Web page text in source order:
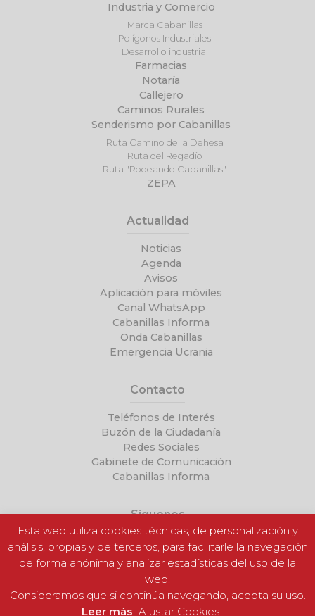
Industria y Comercio
Marca Cabanillas
Polígonos Industriales
Desarrollo industrial
Farmacias
Notaría
Callejero
Caminos Rurales
Senderismo por Cabanillas
Ruta Camino de la Dehesa
Ruta del Regadío
Ruta "Rodeando Cabanillas"
ZEPA
Actualidad
Noticias
Agenda
Avisos
Aplicación para móviles
Canal WhatsApp
Cabanillas Informa
Onda Cabanillas
Emergencia Ucrania
Contacto
Teléfonos de Interés
Buzón de la Ciudadanía
Redes Sociales
Gabinete de Comunicación
Cabanillas Informa
Síguenos
Esta web utiliza cookies técnicas, de personalización y
análisis, propias y de terceros, para facilitarle la navegación
de forma anónima y analizar estadísticas del uso de la
web.
Consideramos que si continúa navegando, acepta su uso.
Leer más Ajustar Cookies